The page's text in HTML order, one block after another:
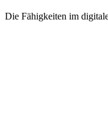
Die Fähigkeiten im